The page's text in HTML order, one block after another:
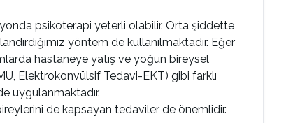
psikoterapi yeterli olabilir. Orta şiddette
yöntem de kullanılmaktadır. Eğer
hastaneye yatış ve yoğun bireysel
Elektrokonvülsif Tedavi-EKT) gibi farklı
uygulanmaktadır.
de kapsayan tedaviler de önemlidir.